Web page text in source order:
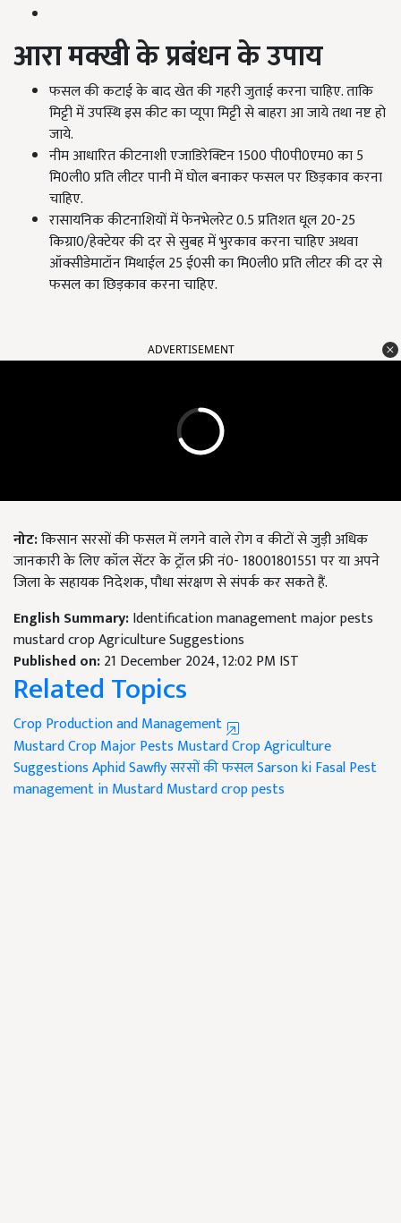
आरा मक्खी के प्रबंधन के उपाय
फसल की कटाई के बाद खेत की गहरी जुताई करना चाहिए. ताकि
मिट्टी में उपस्थि इस कीट का प्यूपा मिट्टी से बाहरा आ जाये तथा नष्ट हो
जाये.
नीम आधारित कीटनाशी एजाडिरेक्टिन 1500 पी0पी0एम0 का 5
मि0ली0 प्रति लीटर पानी में घोल बनाकर फसल पर छिड़काव करना
चाहिए.
रासायनिक कीटनाशियों में फेनभेलरेट 0.5 प्रतिशत धूल 20-25
किग्रा0/हेक्टेयर की दर से सुबह में भुरकाव करना चाहिए अथवा
ऑक्सीडेमाटॉन मिथाईल 25 ई0सी का मि0ली0 प्रति लीटर की दर से
फसल का छिड़काव करना चाहिए.
ADVERTISEMENT
नोट:किसान सरसों की फसल में लगने वाले रोग व कीटों से जुड़ी अधिक
जानकारी के लिए कॉल सेंटर के ट्रॉल फ्री नं0- 18001801551 पर या अपने
जिला के सहायक निदेशक, पौधा संरक्षण से संपर्क कर सकते हैं.
English Summary:Identification management major pests
mustard crop Agriculture Suggestions
Published on:21 December 2024, 12:02 PM IST
Related Topics
Crop Production and Management
Mustard CropMajor Pests Mustard CropAgriculture
SuggestionsAphidSawflyसरसों की फसलSarson ki FasalPest
management in MustardMustard crop pests